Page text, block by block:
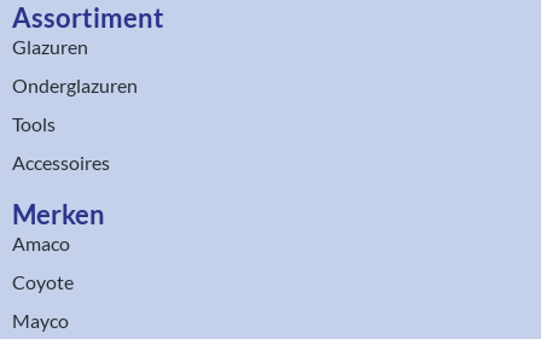
Assortiment​
Glazuren
Onderglazuren
Tools
Accessoires
Merken
Amaco
Coyote
Mayco